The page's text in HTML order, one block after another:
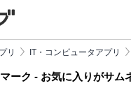
リ IT・コンピュータアプリ
ーク - お気に入りがサム